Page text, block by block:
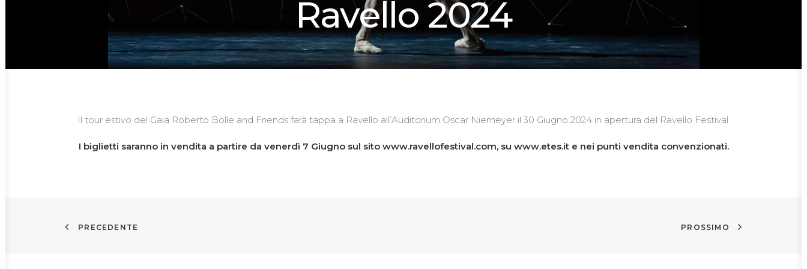
Ravello 2024
Il tour estivo del Gala Roberto Bolle and Friends farà tappa a Ravello all’Auditorium Oscar Niemeyer il 30 Giugno 2024 in apertura del Ravello Festival.
I biglietti saranno in vendita a partire da venerdì 7 Giugno sul sito www.ravellofestival.com, su www.etes.ite nei punti vendita convenzionati.
PRECEDENTE PROSSIMO